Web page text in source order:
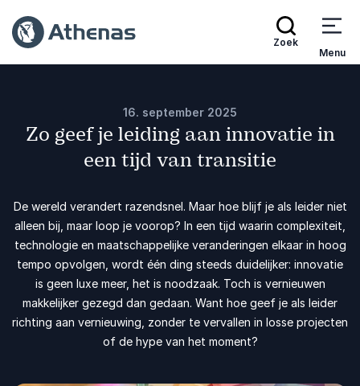
Zoek
Menu
16. september 2025
Zo geef je leiding aan innovatie in
een tijd van transitie
De wereld verandert razendsnel. Maar hoe blijf je als leider niet
alleen bij, maar loop je voorop? In een tijd waarin complexiteit,
technologie en maatschappelijke veranderingen elkaar in hoog
tempo opvolgen, wordt één ding steeds duidelijker: innovatie
is geen luxe meer, het is noodzaak. Toch is vernieuwen
makkelijker gezegd dan gedaan. Want hoe geef je als leider
richting aan vernieuwing, zonder te vervallen in losse projecten
of de hype van het moment?